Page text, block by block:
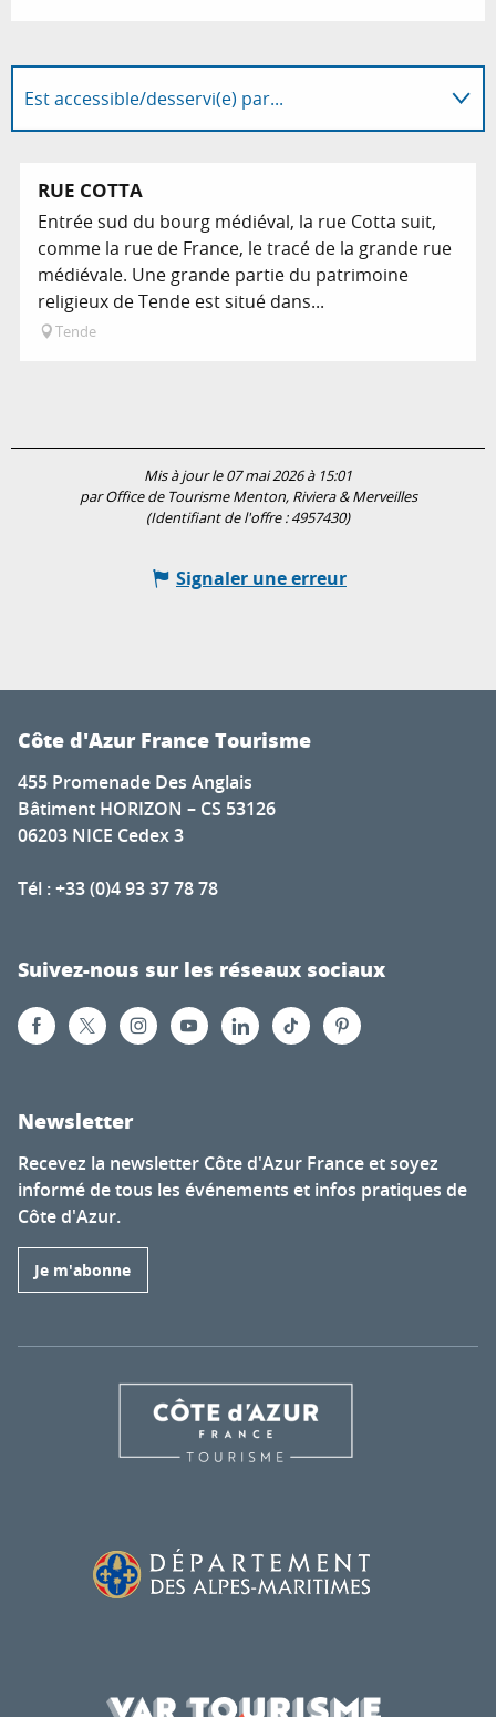
Est accessible/desservi(e) par...
Est une visite guidée de ...
RUE COTTA
Entrée sud du bourg médiéval, la rue Cotta suit,
comme la rue de France, le tracé de la grande rue
médiévale. Une grande partie du patrimoine
religieux de Tende est situé dans...
Tende
Mis à jour le 07 mai 2026 à 15:01
par Office de Tourisme Menton, Riviera & Merveilles
(Identifiant de l'offre :4957430)
Signaler une erreur
Côte d'Azur France Tourisme
455 Promenade Des Anglais
Bâtiment HORIZON – CS 53126
06203 NICE Cedex 3
Tél : +33 (0)4 93 37 78 78
Suivez-nous sur les réseaux sociaux
Newsletter
Recevez la newsletter Côte d'Azur France et soyez
informé de tous les événements et infos pratiques de
Côte d'Azur.
Je m'abonne